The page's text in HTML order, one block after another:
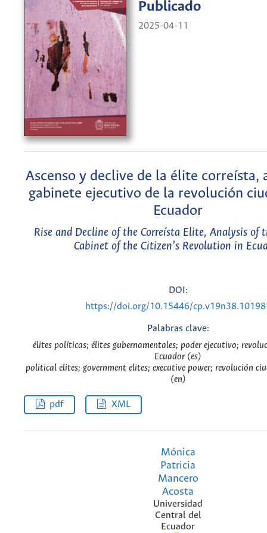
Publicado
2025-04-11
Ascenso y declive de la élite correísta,
gabinete ejecutivo de la revolución
Ecuador
Rise and Decline of the Correísta Elite, Analysis of
Cabinet of the Citizen’s Revolution in
DOI:
https://doi.org/10.15446/
Palabras clave:
élites políticas; élites gubernamentales; poder ejecutivo;
Ecuador (es)
political elites; government elites; executive power; revolución
(en)
pdf XML
Mónica
Patricia
Mancero
Acosta
Universidad
Central del
Ecuador